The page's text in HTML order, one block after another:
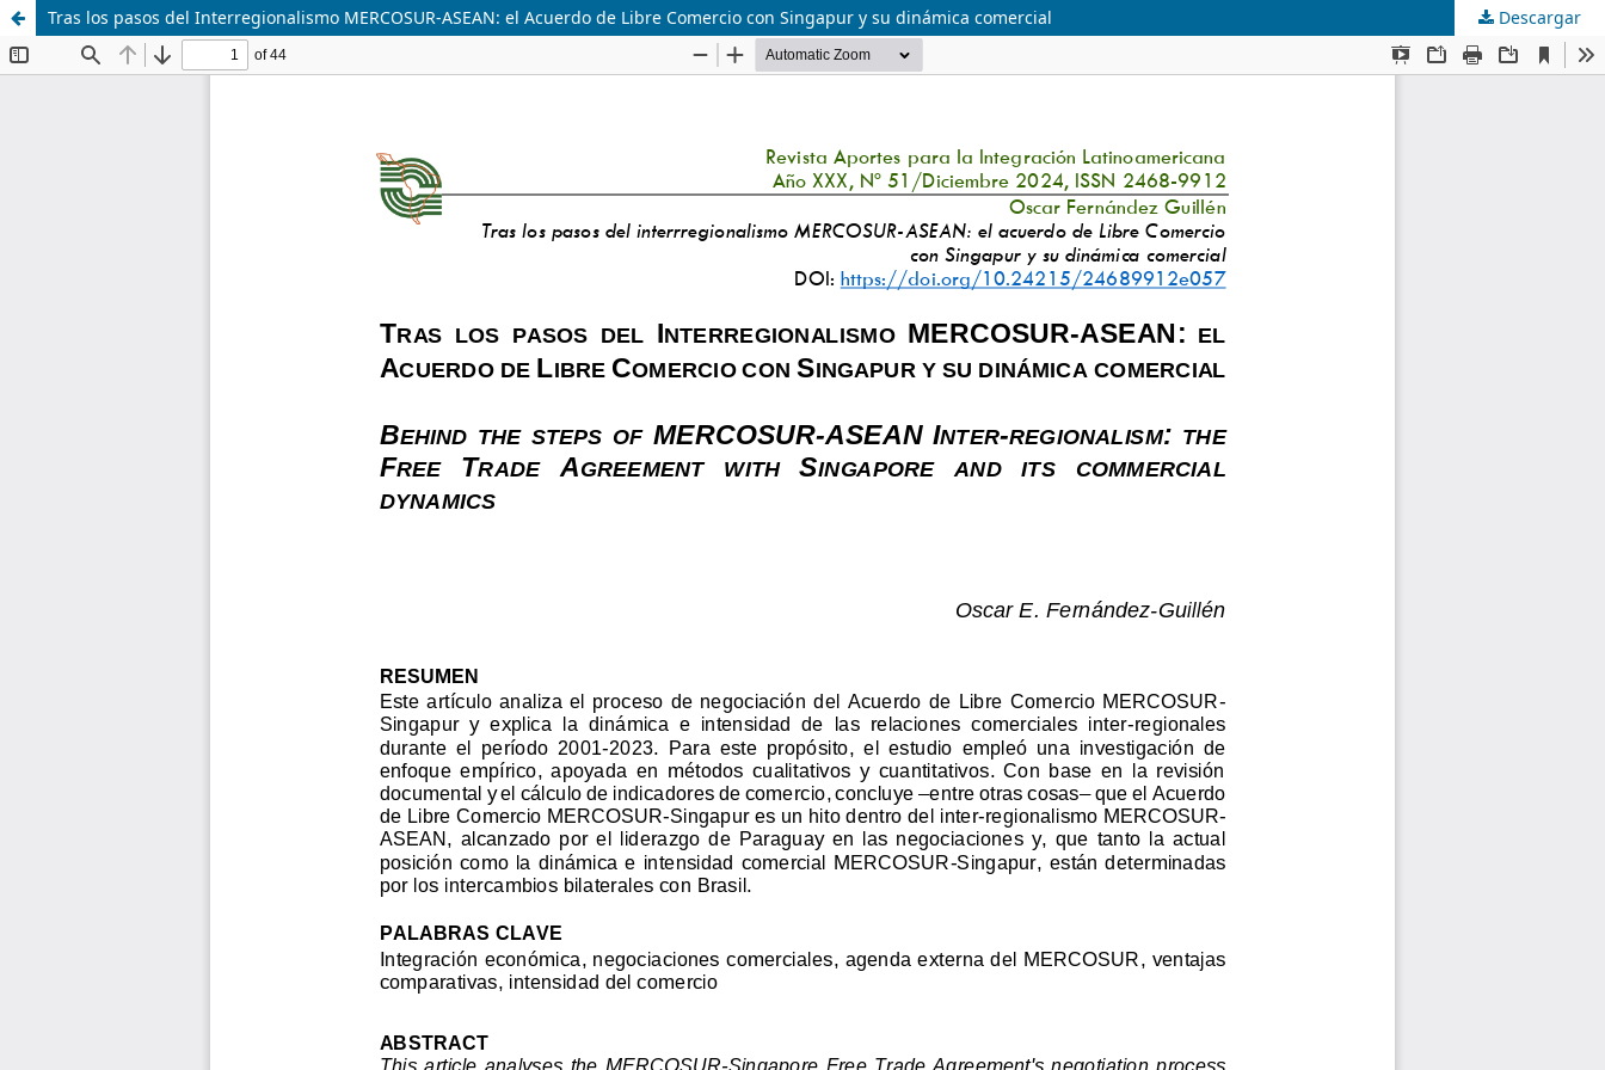
Tras los pasos del Interregionalismo MERCOSUR-ASEAN: el Acuerdo de Libre Comercio con Singapur y su dinámica comercial Descargar